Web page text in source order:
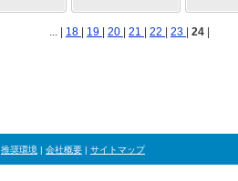
... | 18 19 20 21 22 23 24
推奨環境 | 会社概要 | サイトマップ